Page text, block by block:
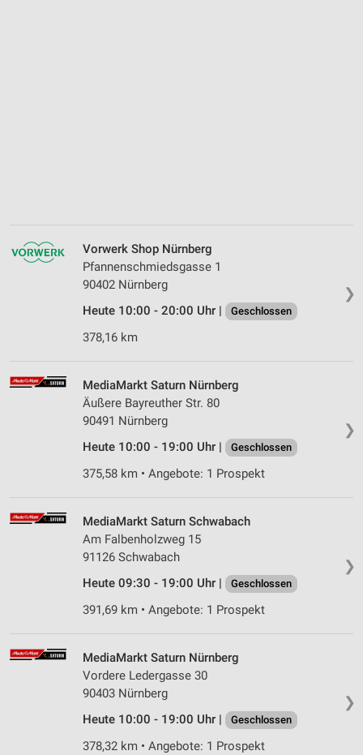
❯
Vorwerk Shop Nürnberg
Pfannenschmiedsgasse 1
90402 Nürnberg
Heute 10:00 - 20:00 Uhr |
Geschlossen
378,16 km
❯
MediaMarkt Saturn Nürnberg
Äußere Bayreuther Str. 80
90491 Nürnberg
Heute 10:00 - 19:00 Uhr |
Geschlossen
375,58 km • Angebote: 1 Prospekt
❯
MediaMarkt Saturn Schwabach
Am Falbenholzweg 15
91126 Schwabach
Heute 09:30 - 19:00 Uhr |
Geschlossen
391,69 km • Angebote: 1 Prospekt
❯
MediaMarkt Saturn Nürnberg
Vordere Ledergasse 30
90403 Nürnberg
Heute 10:00 - 19:00 Uhr |
Geschlossen
378,32 km • Angebote: 1 Prospekt